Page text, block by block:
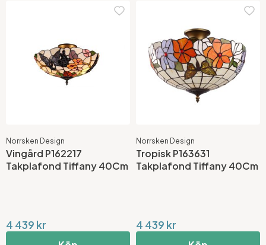
Norrsken Design
Vingård P162217
Takplafond Tiffany 40Cm
4 439 kr
Norrsken Design
Tropisk P163631
Takplafond Tiffany 40Cm
4 439 kr